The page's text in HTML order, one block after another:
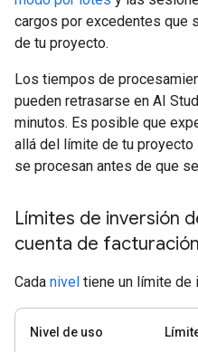
cargos por excedentes que
de tu proyecto.
Los tiempos de
pueden retrasarse en AI
minutos. Es posible que
allá del límite de tu
se procesan antes de que
Límites de inversión
cuenta de facturación
Cada nivel tiene un límite de
Nivel de uso